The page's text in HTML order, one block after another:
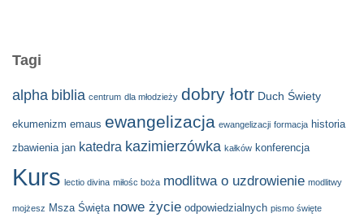
Tagi
alpha biblia centrum dla młodzieży dobry łotr Duch Świety
ekumenizm emaus ewangelizacja ewangelizacji formacja historia
zbawienia jan katedra kazimierzówka kałków konferencja
Kurs lectio divina miłośc boża modlitwa o uzdrowienie modlitwy
mojżesz Msza Święta nowe życie odpowiedzialnych pismo święte